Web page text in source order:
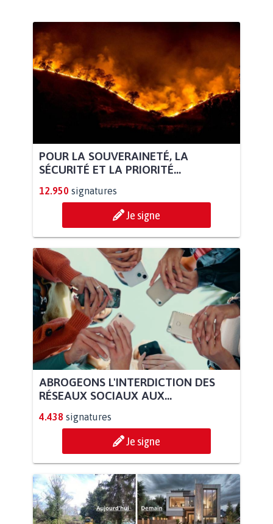
POUR LA SOUVERAINETÉ, LA
SÉCURITÉ ET LA PRIORITÉ...
12.950 signatures
Je signe
ABROGEONS L'INTERDICTION DES
RÉSEAUX SOCIAUX AUX...
4.438 signatures
Je signe